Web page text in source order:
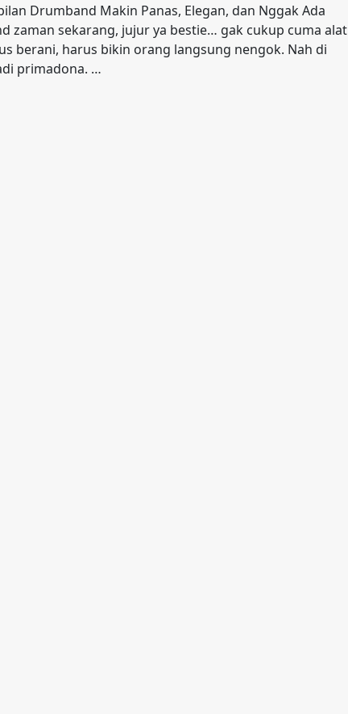
Drumband Makin Panas, Elegan, dan Nggak Ada
zaman sekarang, jujur ya bestie… gak cukup cuma alat
berani, harus bikin orang langsung nengok. Nah di
primadona. …